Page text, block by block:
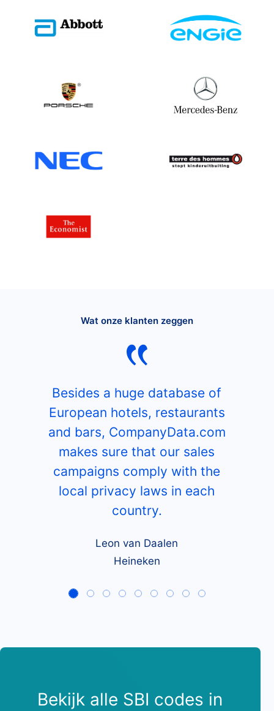
Wat onze klanten zeggen
Besides a huge database of
European hotels, restaurants
and bars, CompanyData.com
makes sure that our sales
campaigns comply with the
local privacy laws in each
country.
Leon van Daalen
Heineken
Bekijk alle SBI codes in